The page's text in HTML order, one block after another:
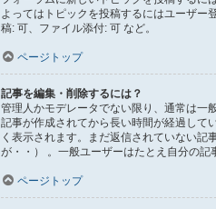
よってはトピックを投稿するにはユーザ
稿: 可、ファイル添付: 可 など。
ページトップ
記事を編集・削除するには？
管理人かモデレータでない限り、通常は一
記事が作成されてから長い時間が経過して
く表示されます。まだ返信されていない
が・・） 。一般ユーザーはたとえ自分の記
ページトップ